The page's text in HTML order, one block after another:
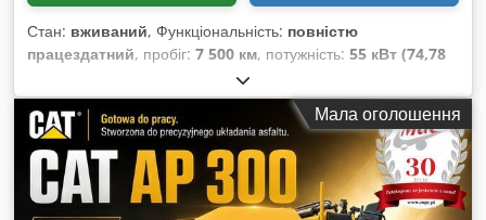
Стан: вживаний, Функціональність: повністю
працездатний, пробіг: 7 500 км, потужність: 55 кВт (74,78
, експлуатаційна маса:
ковша для копання:1 850 мм, Рік виготовлення:2016,
мотогодини:2 500 h, Обладнання: кабіна, палетні вилки,
пристрій швидкої заміни, стандартна лопата, CAT 906M
фронтальний навантажувач Рік випуску: 2016 Вила + ківш +
швидкознімний механізм 3 гідравлічні контури керування
Dksdpfxjzidgqj Ahher Ширина ковша: 185 см Висота
Мала оголошення